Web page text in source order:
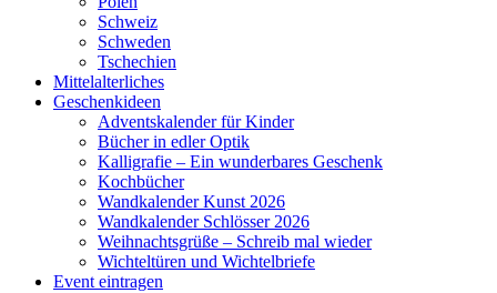
Schweiz
Schweden
Tschechien
Mittelalterliches
Geschenkideen
Adventskalender für Kinder
Bücher in edler Optik
Kalligrafie – Ein wunderbares Geschenk
Kochbücher
Wandkalender Kunst 2026
Wandkalender Schlösser 2026
Weihnachtsgrüße – Schreib mal wieder
Wichteltüren und Wichtelbriefe
Event eintragen